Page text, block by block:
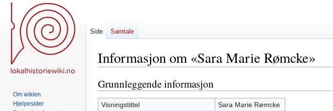
Informasjon om «Sara Marie Rømcke»
Hopp
til
navigering
Hopp
til
søk
Grunnleggende informasjon
Visningstittel
Sara Marie Rømcke
Side Samtale
Om wikien
Hjelpesider